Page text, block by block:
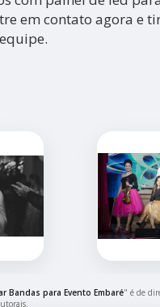
em contato agora e
Bandas para Evento Embaré" é de
.